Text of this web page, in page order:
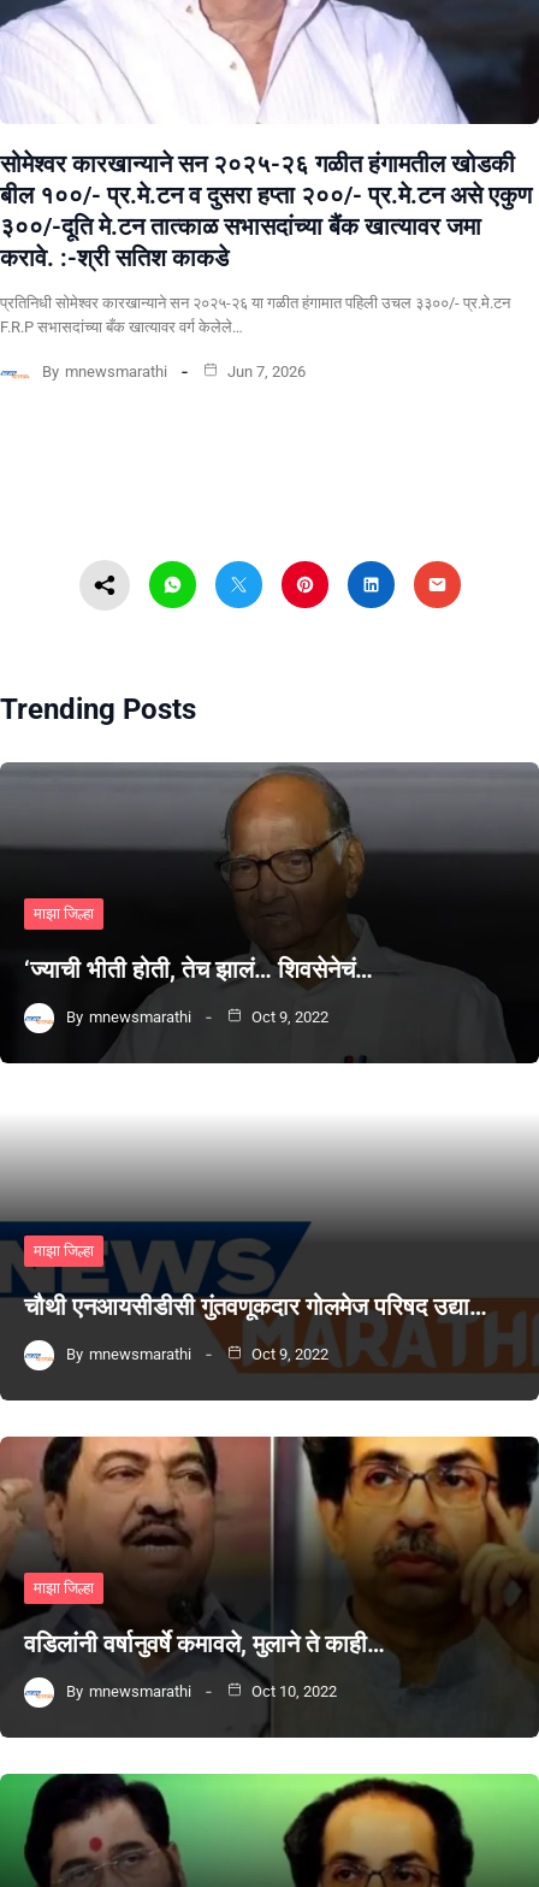
सोमेश्वर कारखान्याने सन २०२५-२६ गळीत हंगामतील खोडकी
बील १००/- प्र.मे.टन व दुसरा हप्ता २००/- प्र.मे.टन असे एकुण
३००/-दूति मे.टन तात्काळ सभासदांच्या बैंक खात्यावर जमा
करावे. :-श्री सतिश काकडे
प्रतिनिधी सोमेश्वर कारखान्याने सन २०२५-२६ या गळीत हंगामात पहिली उचल ३३००/- प्र.मे.टन
F.R.P सभासदांच्या बँक खात्यावर वर्ग केलेले…
By mnewsmarathi Jun 7, 2026
Trending Posts
माझा जिल्हा
‘ज्याची भीती होती, तेच झालं… शिवसेनेचं…
By mnewsmarathi Oct 9, 2022
माझा जिल्हा
चौथी एनआयसीडीसी गुंतवणूकदार गोलमेज परिषद उद्या…
By mnewsmarathi Oct 9, 2022
माझा जिल्हा
वडिलांनी वर्षानुवर्षे कमावले, मुलाने ते काही…
By mnewsmarathi Oct 10, 2022